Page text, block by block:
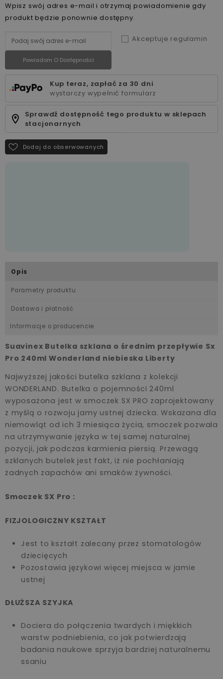
Wpisz swój adres e-mail i otrzymaj powiadomienie gdy
produkt będzie ponownie dostępny.
Akceptuje regulamin
Powiadom O Dostępności
Kup teraz, zapłać za 30 dni
wystarczy wypełnić formularz
Sprawdź dostępność tego produktu w sklepach
stacjonarnych
Dodaj do obserwowanych
Opis
Parametry produktu
Dostawa i płatność
Informacje o producencie
Suavinex Butelka szklana o średnim przepływie Sx
Pro 240ml Wonderland niebieska Liberty
Najwyższej jakości butelka szklana z kolekcji
WONDERLAND. Butelka o pojemności 240ml
wyposażona jest w smoczek SX PRO zaprojektowany
z myślą o rozwoju jamy ustnej dziecka. Wskazana dla
niemowląt od ich 3 miesiąca życia, smoczek pozwala
na utrzymywanie języka w tej samej naturalnej
pozycji, jak podczas karmienia piersią. Przewagą
szklanych butelek jest fakt, iż nie pochłaniają
żadnych zapachów ani smaków żywności.
Smoczek SX Pro :
FIZJOLOGICZNY KSZTAŁT
Jest to kształt zalecany przez stomatologów
dziecięcych
Pozostawia językowi więcej miejsca w jamie
ustnej
DŁUŻSZA SZYJKA
Dociera do połączenia twardych i miękkich
warstw podniebienia, co jak potwierdzają
badania naukowe sprzyja bardziej naturalnemu
ssaniu